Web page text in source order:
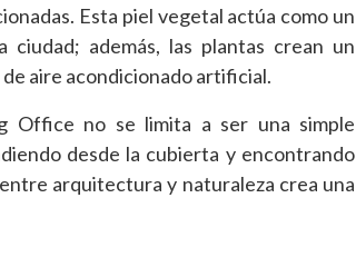
Esta piel vegetal actúa como un
además, las plantas crean un
aire acondicionado artificial.
Office no se limita a ser una simple
desde la cubierta y encontrando
arquitectura y naturaleza crea una